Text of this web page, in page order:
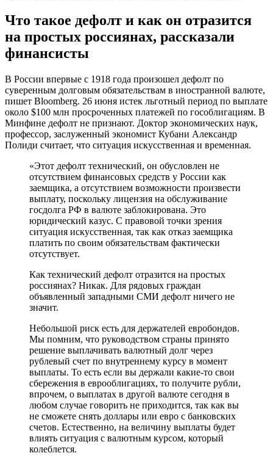
Что такое дефолт и как он отразится
на простых россиянах, рассказали
финансисты
В России впервые с 1918 года произошел дефолт по
суверенным долговым обязательствам в иностранной валюте,
пишет Bloomberg. 26 июня истек льготный период по выплате
около $100 млн просроченных платежей по гособлигациям. В
Минфине дефолт не признают. Доктор экономических наук,
профессор, заслуженный экономист Кубани Александр
Полиди считает, что ситуация искусственная и временная.
«Этот дефолт технический, он обусловлен не
отсутствием финансовых средств у России как
заемщика, а отсутствием возможности произвести
выплату, поскольку лицензия на обслуживание
госдолга РФ в валюте заблокирована. Это
юридический казус. С правовой точки зрения
ситуация искусственная, так как отказ заемщика
платить по своим обязательствам фактически
отсутствует.
Как технический дефолт отразится на простых
россиянах? Никак. Для рядовых граждан
объявленный западными СМИ дефолт ничего не
значит.
Небольшой риск есть для держателей евробондов.
Мы помним, что руководством страны принято
решение выплачивать валютный долг через
рублевый счет по внутреннему курсу в момент
выплаты. То есть если вы держали какие-то свои
сбережения в еврооблигациях, то получите рубли,
впрочем, о выплатах в другой валюте сегодня в
любом случае говорить не приходится, так как вы
не сможете снять доллары или евро с банковских
счетов. Естественно, на величину выплаты будет
влиять ситуация с валютным курсом, который
колеблется.